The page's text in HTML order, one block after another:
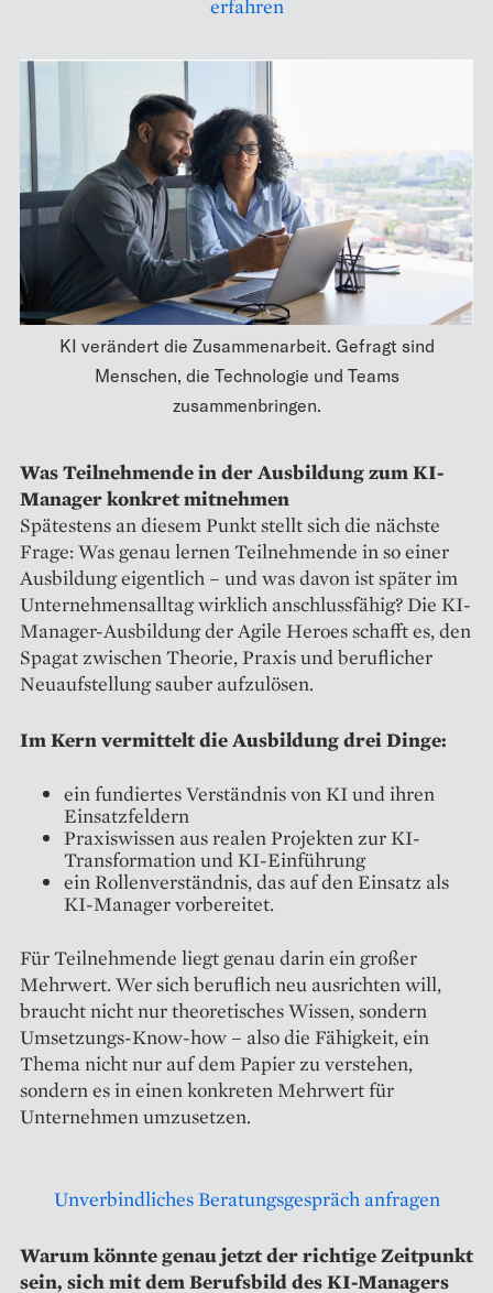
erfahren
KI verändert die Zusammenarbeit. Gefragt sind
Menschen, die Technologie und Teams
zusammenbringen.
Was Teilnehmende in der Ausbildung zum KI-
Manager konkret mitnehmen
Spätestens an diesem Punkt stellt sich die nächste
Frage: Was genau lernen Teilnehmende in so einer
Ausbildung eigentlich – und was davon ist später im
Unternehmensalltag wirklich anschlussfähig? Die KI-
Manager-Ausbildung der Agile Heroes schafft es, den
Spagat zwischen Theorie, Praxis und beruflicher
Neuaufstellung sauber aufzulösen.
Im Kern vermittelt die Ausbildung drei Dinge:
ein fundiertes Verständnis von KI und ihren
Einsatzfeldern
Praxiswissen aus realen Projekten zur KI-
Transformation und KI-Einführung
ein Rollenverständnis, das auf den Einsatz als
KI-Manager vorbereitet.
Für Teilnehmende liegt genau darin ein großer
Mehrwert. Wer sich beruflich neu ausrichten will,
braucht nicht nur theoretisches Wissen, sondern
Umsetzungs-Know-how – also die Fähigkeit, ein
Thema nicht nur auf dem Papier zu verstehen,
sondern es in einen konkreten Mehrwert für
Unternehmen umzusetzen.
Unverbindliches Beratungsgespräch anfragen
Warum könnte genau jetzt der richtige Zeitpunkt
sein, sich mit dem Berufsbild des KI-Managers